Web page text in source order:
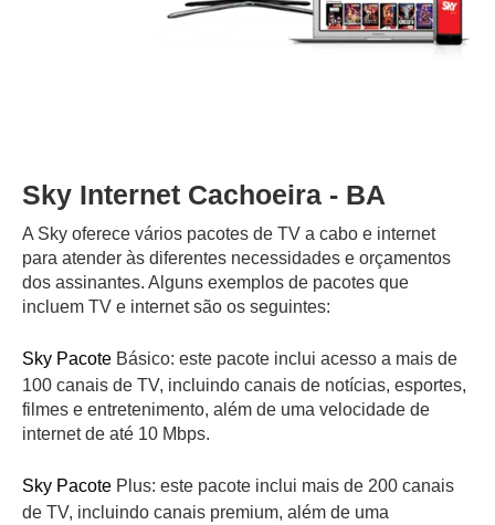
Sky Internet Cachoeira - BA
A Sky oferece vários pacotes de TV a cabo e internet
para atender às diferentes necessidades e orçamentos
dos assinantes. Alguns exemplos de pacotes que
incluem TV e internet são os seguintes:
Sky Pacote Básico: este pacote inclui acesso a mais de
100 canais de TV, incluindo canais de notícias, esportes,
filmes e entretenimento, além de uma velocidade de
internet de até 10 Mbps.
Sky Pacote Plus: este pacote inclui mais de 200 canais
de TV, incluindo canais premium, além de uma